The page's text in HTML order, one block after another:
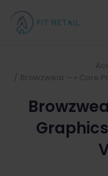
Browzwear – « Core